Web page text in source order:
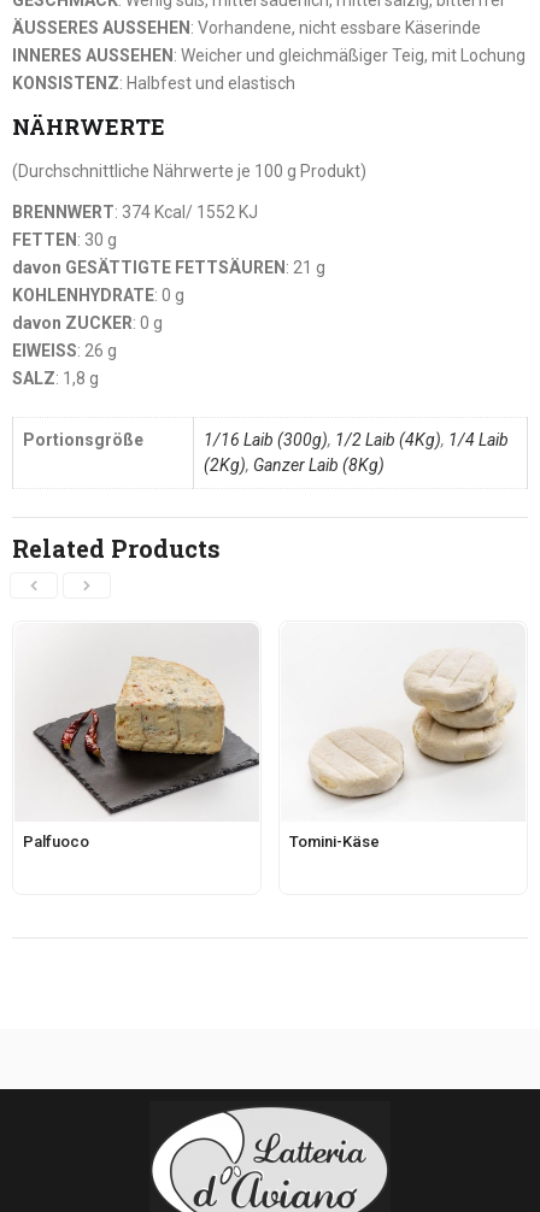
ÄUSSERES AUSSEHEN: Vorhandene, nicht essbare Käserinde
INNERES AUSSEHEN: Weicher und gleichmäßiger Teig, mit Lochung
KONSISTENZ: Halbfest und elastisch
NÄHRWERTE
(Durchschnittliche Nährwerte je 100 g Produkt)
BRENNWERT: 374 Kcal/ 1552 KJ
FETTEN : 30 g
davon GESÄTTIGTE FETTSÄUREN : 21 g
KOHLENHYDRATE: 0 g
davon ZUCKER: 0 g
EIWEISS: 26 g
SALZ: 1,8 g
Portionsgröße 1/16 Laib (300g), 1/2 Laib (4Kg), 1/4 Laib
(2Kg), Ganzer Laib (8Kg)
Related Products
Palfuoco Tomini-Käse